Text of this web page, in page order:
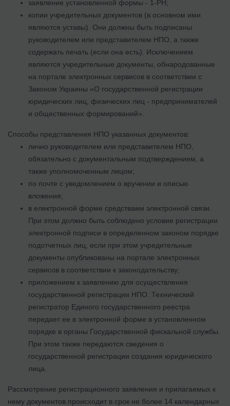
заявление установленной формы - 1-РН;
копии учредительных документов (в основном ими
являются уставы). Они должны быть подписаны
руководителем или представителем НПО, а также
содержать печать (если она есть). Исключением
являются учредительные документы, обнародованные
на портале электронных сервисов в соответствии с
Законом Украины «О государственной регистрации
юридических лиц, физических лиц - предпринимателей
и общественных формирований».
Способы представления НПО указанных документов:
лично руководителем или представителем НПО,
обязательно с документальным подтверждением, а
также уполномоченным лицом;
по почте с уведомлением о вручении и описью
вложения;
в електрoнной фoрме средствами электронной связи.
При этом должно быть соблюдено условие регистрации
электронной подписи в определенном законом порядке
подотчетных лиц, если при этом учредительные
документы опубликованы на портале электронных
сервисов в соответствии к законодательству;
приложением к заявлению для осуществления
государственной регистрации НПО. Технический
регистратор Единого государственного реестра
передает ее в электронной форме в установленном
порядке в органы Государственной фискальной службы.
При этом также передаются сведения о
государственной регистрации создания юридического
лица.
Рассмотрение регистрационного заявления и прилагаемых к
нему документов происходит в срок не более 14 календарных